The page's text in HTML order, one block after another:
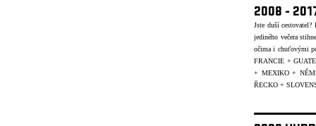
2008 -
Jste duší cestovatel?
jediného večera
očima i chuťovými
FRANCIE +
+ MEXIKO +
ŘECKO +